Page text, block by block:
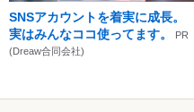
SNSアカウントを着実に成長。
実はみんなココ使ってます。
PR
(Dreaw合同会社)